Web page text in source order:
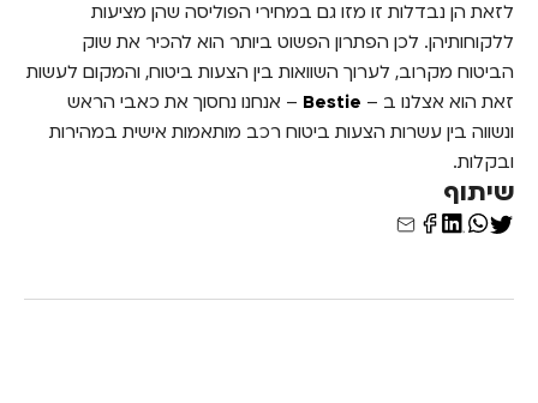
לזאת הן נבדלות זו מזו גם במחירי הפוליסה שהן מציעות
ללקוחותיהן. לכן הפתרון הפשוט ביותר הוא להכיר את שוק
הביטוח מקרוב, לערוך השוואות בין הצעות ביטוח, והמקום לעשות
זאת הוא אצלנו ב – Bestie – אנחנו נחסוך את כאבי הראש
ונשווה בין עשרות הצעות ביטוח רכב מותאמות אישית במהירות
ובקלות.
שיתוף